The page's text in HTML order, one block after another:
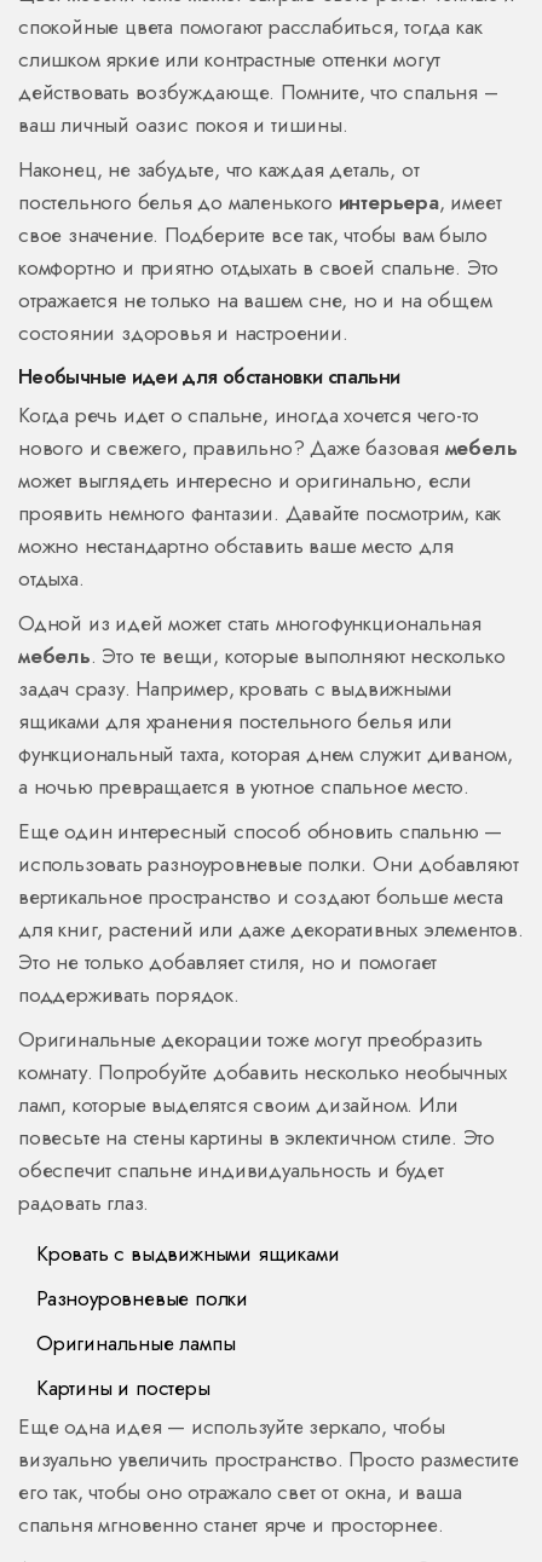
спокойные цвета помогают расслабиться, тогда как
слишком яркие или контрастные оттенки могут
действовать возбуждающе. Помните, что спальня –
ваш личный оазис покоя и тишины.
Наконец, не забудьте, что каждая деталь, от
постельного белья до маленького интерьера, имеет
свое значение. Подберите все так, чтобы вам было
комфортно и приятно отдыхать в своей спальне. Это
отражается не только на вашем сне, но и на общем
состоянии здоровья и настроении.
Необычные идеи для обстановки спальни
Когда речь идет о спальне, иногда хочется чего-то
нового и свежего, правильно? Даже базовая мебель
может выглядеть интересно и оригинально, если
проявить немного фантазии. Давайте посмотрим, как
можно нестандартно обставить ваше место для
отдыха.
Одной из идей может стать многофункциональная
мебель. Это те вещи, которые выполняют несколько
задач сразу. Например, кровать с выдвижными
ящиками для хранения постельного белья или
функциональный тахта, которая днем служит диваном,
а ночью превращается в уютное спальное место.
Еще один интересный способ обновить спальню —
использовать разноуровневые полки. Они добавляют
вертикальное пространство и создают больше места
для книг, растений или даже декоративных элементов.
Это не только добавляет стиля, но и помогает
поддерживать порядок.
Оригинальные декорации тоже могут преобразить
комнату. Попробуйте добавить несколько необычных
ламп, которые выделятся своим дизайном. Или
повесьте на стены картины в эклектичном стиле. Это
обеспечит спальне индивидуальность и будет
радовать глаз.
Кровать с выдвижными ящиками
Разноуровневые полки
Оригинальные лампы
Картины и постеры
Еще одна идея — используйте зеркало, чтобы
визуально увеличить пространство. Просто разместите
его так, чтобы оно отражало свет от окна, и ваша
спальня мгновенно станет ярче и просторнее.